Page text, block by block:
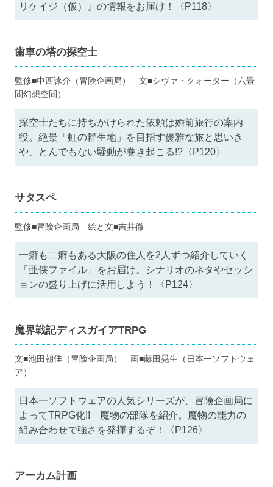
リケイジ（仮）』の情報をお届け！〈P118〉
歯車の塔の探空士
監修■中西詠介（冒険企画局） 文■シヴァ・クォーター（六畳
間幻想空間）
探空士たちに持ちかけられた依頼は婚前旅行の案内
役。絶景「虹の群生地」を目指す優雅な旅と思いき
や、とんでもない騒動が巻き起こる!?〈P120〉
サタスペ
監修■冒険企画局 絵と文■吉井徹
一癖も二癖もある大阪の住人を2人ずつ紹介していく
「亜侠ファイル」をお届け。シナリオのネタやセッシ
ョンの盛り上げに活用しよう！〈P124〉
魔界戦記ディスガイアTRPG
文■池田朝佳（冒険企画局） 画■藤田晃生（日本一ソフトウェ
ア）
日本一ソフトウェアの人気シリーズが、冒険企画局に
よってTRPG化!! 魔物の部隊を紹介。魔物の能力の
組み合わせで強さを発揮するぞ！〈P126〉
アーカム計画